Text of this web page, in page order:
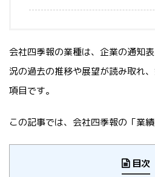
会社四季報の業種は、企業の通知
況の過去の推移や展望が読み取れ
項目です。
この記事では、会社四季報の「業
目次